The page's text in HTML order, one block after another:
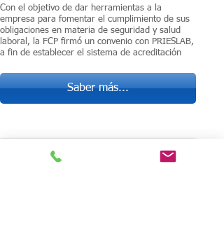
Con el objetivo de dar herramientas a la
empresa para fomentar el cumplimiento de sus
obligaciones en materia de seguridad y salud
laboral, la FCP firmó un convenio con PRIESLAB,
a fin de establecer el sistema de acreditación
Saber más...